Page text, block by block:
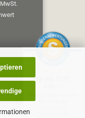
SEHR GUT